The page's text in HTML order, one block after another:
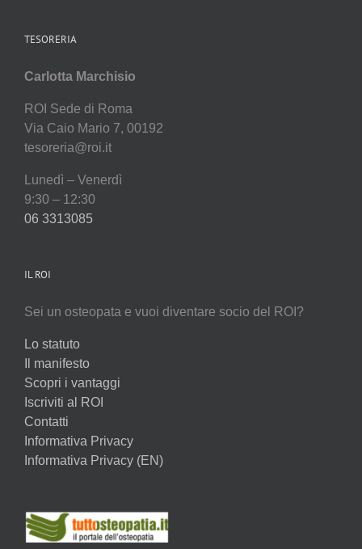
TESORERIA
Carlotta Marchisio
ROI Sede di Roma
Via Caio Mario 7, 00192
tesoreria@roi.it
Lunedì – Venerdì
9:30 – 12:30
06 3313085
IL ROI
Sei un osteopata e vuoi diventare socio del ROI?
Lo statuto
Il manifesto
Scopri i vantaggi
Iscriviti al ROI
Contatti
Informativa Privacy
Informativa Privacy (EN)